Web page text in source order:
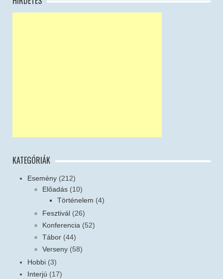
KATEGÓRIÁK
Esemény (212)
Előadás (10)
Történelem (4)
Fesztivál (26)
Konferencia (52)
Tábor (44)
Verseny (58)
Hobbi (3)
Interjú (17)